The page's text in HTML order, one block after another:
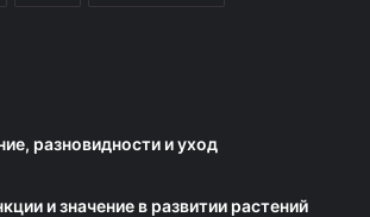
разновидности и уход
и значение в развитии растений